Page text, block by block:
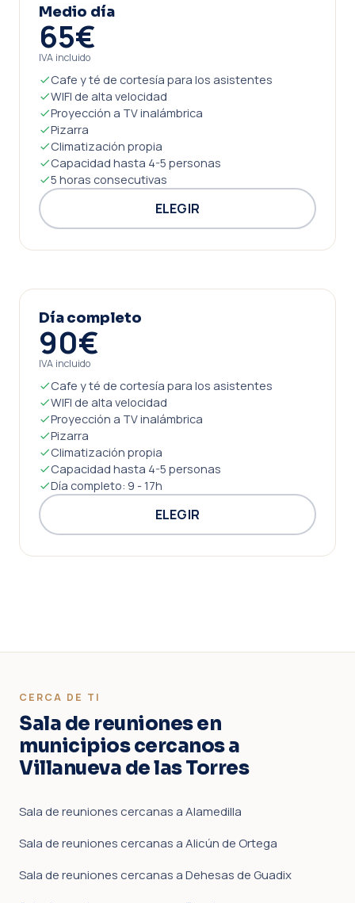
Medio día
65€
IVA incluido
Cafe y té de cortesía para los asistentes
WIFI de alta velocidad
Proyección a TV inalámbrica
Pizarra
Climatización propia
Capacidad hasta 4-5 personas
5 horas consecutivas
ELEGIR
Día completo
90€
IVA incluido
Cafe y té de cortesía para los asistentes
WIFI de alta velocidad
Proyección a TV inalámbrica
Pizarra
Climatización propia
Capacidad hasta 4-5 personas
Día completo: 9 - 17h
ELEGIR
CERCA DE TI
Sala de reuniones en
municipios cercanos a
Villanueva de las Torres
Sala de reuniones cercanas a Alamedilla
Sala de reuniones cercanas a Alicún de Ortega
Sala de reuniones cercanas a Dehesas de Guadix